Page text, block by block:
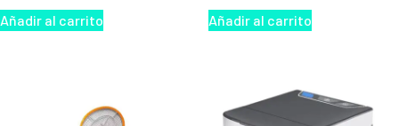
Añadir al carrito Añadir al carrito